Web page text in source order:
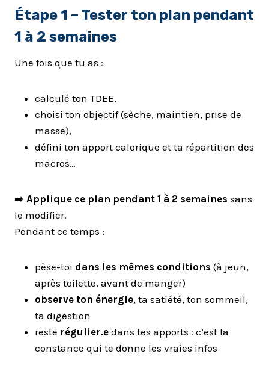
Étape 1 – Tester ton plan pendant
1 à 2 semaines
Une fois que tu as :
calculé ton TDEE,
choisi ton objectif (sèche, maintien, prise de
masse),
défini ton apport calorique et ta répartition des
macros…
➡️ Applique ce plan pendant 1 à 2 semaines sans
le modifier.
Pendant ce temps :
pèse-toi dans les mêmes conditions (à jeun,
après toilette, avant de manger)
observe ton énergie, ta satiété, ton sommeil,
ta digestion
reste régulier.e dans tes apports : c’est la
constance qui te donne les vraies infos